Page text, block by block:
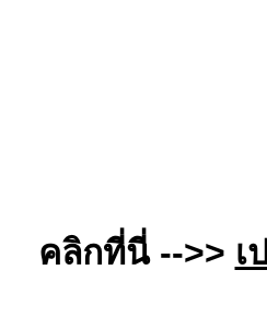
คลิกที่นี่ -->> เ